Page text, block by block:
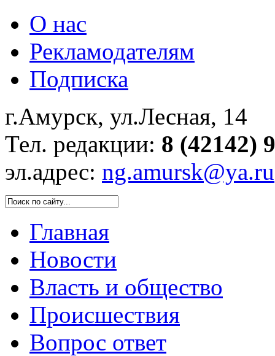
О нас
Рекламодателям
Подписка
г.Амурск, ул.Лесная, 14
Тел. редакции: 8 (42142)
эл.адрес: ng.amursk@ya.ru
Главная
Новости
Власть и общество
Происшествия
Вопрос ответ